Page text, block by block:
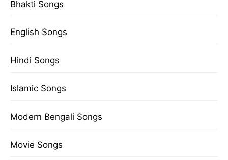
Bhakti Songs
English Songs
Hindi Songs
Islamic Songs
Modern Bengali Songs
Movie Songs